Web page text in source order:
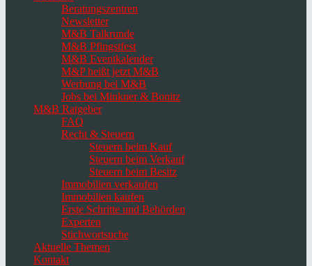
Beratungszentren
Newsletter
M&B Talkrunde
M&B Pfingstfest
M&B Eventkalender
M&P heißt jetzt M&B
Werbung bei M&B
Jobs bei Minkner & Bonitz
M&B Ratgeber
FAQ
Recht & Steuern
Steuern beim Kauf
Steuern beim Verkauf
Steuern beim Besitz
Immobilien verkaufen
Immobilien kaufen
Erste Schritte und Behörden
Experten
Stichwortsuche
Aktuelle Themen
Kontakt